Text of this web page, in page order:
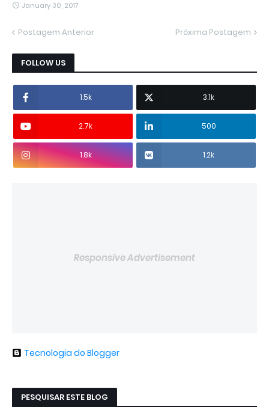
January 30, 2017
Postagem Anterior Próxima Postagem
FOLLOW US
1.5k 3.1k
2.7k 500
1.8k 1.2k
Responsive Advertisement
Tecnologia do Blogger
PESQUISAR ESTE BLOG